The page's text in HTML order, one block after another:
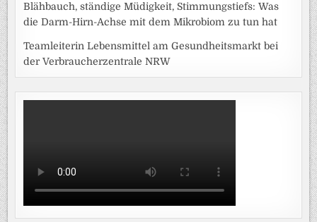
Blähbauch, ständige Müdigkeit, Stimmungstiefs: Was
die Darm-Hirn-Achse mit dem Mikrobiom zu tun hat
Teamleiterin Lebensmittel am Gesundheitsmarkt bei
der Verbraucherzentrale NRW